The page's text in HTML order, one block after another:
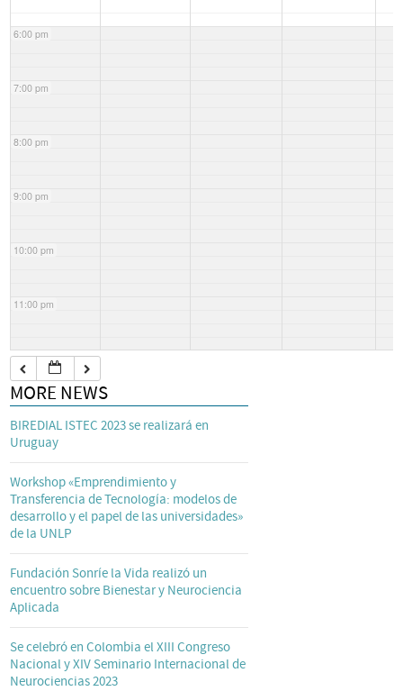
6:00 pm
7:00 pm
8:00 pm
9:00 pm
10:00 pm
11:00 pm
MORE NEWS
BIREDIAL ISTEC 2023 se realizará en
Uruguay
Workshop «Emprendimiento y
Transferencia de Tecnología: modelos de
desarrollo y el papel de las universidades»
de la UNLP
Fundación Sonríe la Vida realizó un
encuentro sobre Bienestar y Neurociencia
Aplicada
Se celebró en Colombia el XIII Congreso
Nacional y XIV Seminario Internacional de
Neurociencias 2023